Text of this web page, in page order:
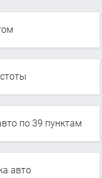
по 39 пунктам
авто